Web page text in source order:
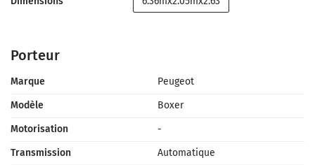
Porteur
Marque
Peugeot
Modèle
Boxer
Motorisation
-
Transmission
Automatique